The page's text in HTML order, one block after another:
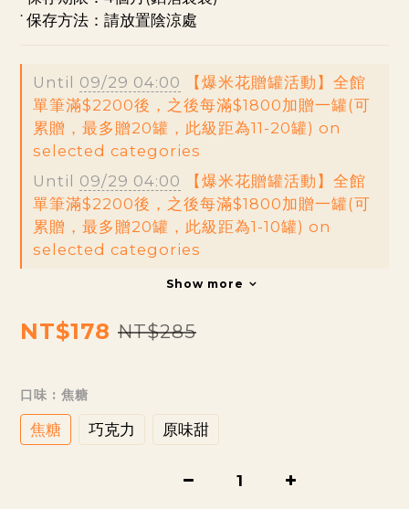
˙ 保存方法：請放置陰涼處
Until 09/29 04:00 【爆米花贈罐活動】全館
單筆滿$2200後，之後每滿$1800加贈一罐(可
累贈，最多贈20罐，此級距為11-20罐) on
selected categories
Until 09/29 04:00 【爆米花贈罐活動】全館
單筆滿$2200後，之後每滿$1800加贈一罐(可
累贈，最多贈20罐，此級距為1-10罐) on
selected categories
Show more
NT$178 NT$285
口味 : 焦糖
焦糖 巧克力 原味甜